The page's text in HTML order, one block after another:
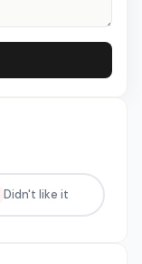
Didn't like it